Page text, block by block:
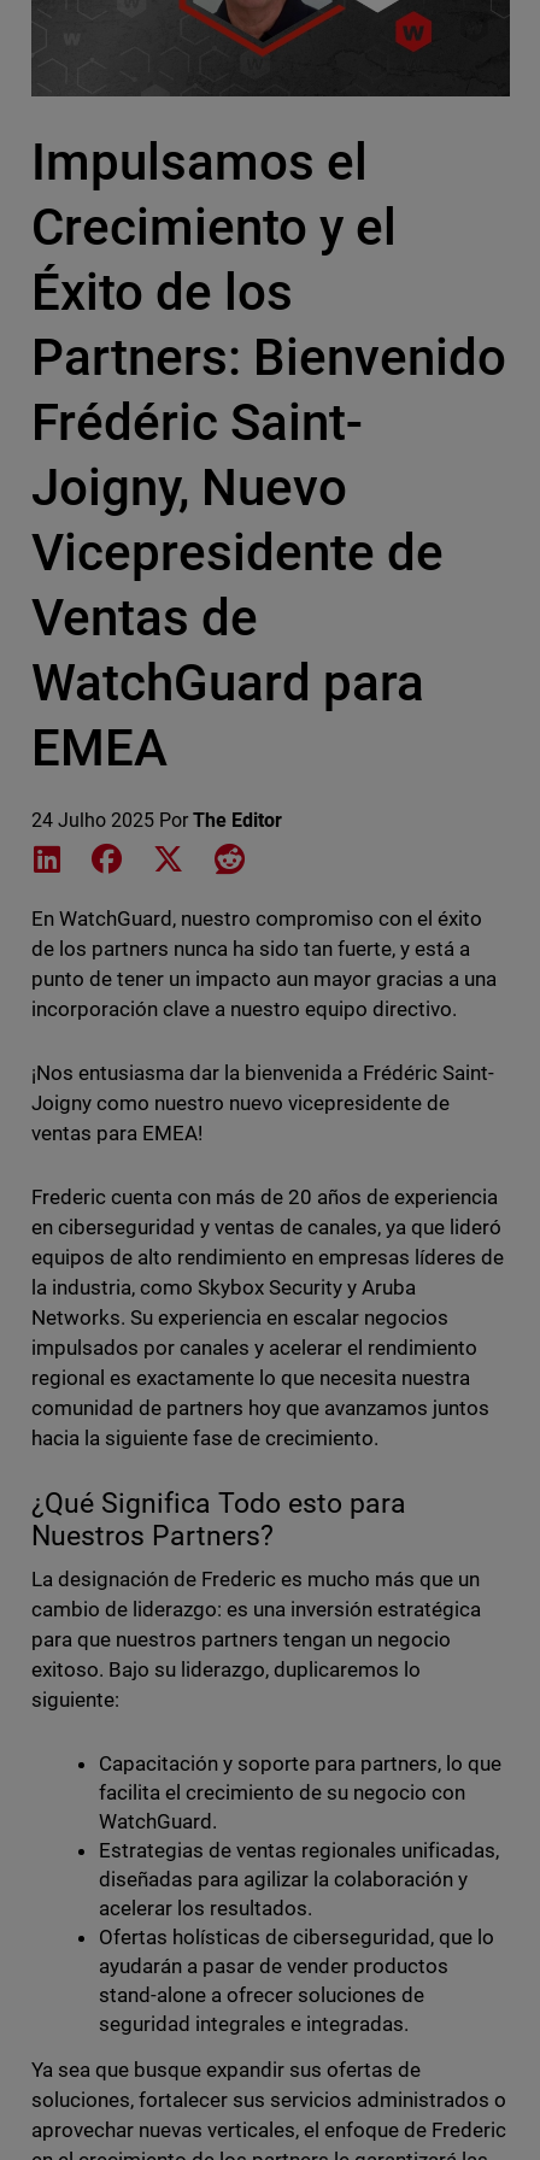
Impulsamos el
Crecimiento y el
Éxito de los
Partners: Bienvenido
Frédéric Saint-
Joigny, Nuevo
Vicepresidente de
Ventas de
WatchGuard para
EMEA
24 Julho 2025 Por The Editor
Share on LinkedIn
Share on Facebook
Share on XShare on Reddit
En WatchGuard, nuestro compromiso con el éxito
de los partners nunca ha sido tan fuerte, y está a
punto de tener un impacto aun mayor gracias a una
incorporación clave a nuestro equipo directivo.
¡Nos entusiasma dar la bienvenida a Frédéric Saint-
Joigny como nuestro nuevo vicepresidente de
ventas para EMEA!
Frederic cuenta con más de 20 años de experiencia
en ciberseguridad y ventas de canales, ya que lideró
equipos de alto rendimiento en empresas líderes de
la industria, como Skybox Security y Aruba
Networks. Su experiencia en escalar negocios
impulsados por canales y acelerar el rendimiento
regional es exactamente lo que necesita nuestra
comunidad de partners hoy que avanzamos juntos
hacia la siguiente fase de crecimiento.
¿Qué Significa Todo esto para
Nuestros Partners?
La designación de Frederic es mucho más que un
cambio de liderazgo: es una inversión estratégica
para que nuestros partners tengan un negocio
exitoso. Bajo su liderazgo, duplicaremos lo
siguiente:
Capacitación y soporte para partners, lo que
facilita el crecimiento de su negocio con
WatchGuard.
Estrategias de ventas regionales unificadas,
diseñadas para agilizar la colaboración y
acelerar los resultados.
Ofertas holísticas de ciberseguridad, que lo
ayudarán a pasar de vender productos
stand-alone a ofrecer soluciones de
seguridad integrales e integradas.
Ya sea que busque expandir sus ofertas de
soluciones, fortalecer sus servicios administrados o
aprovechar nuevas verticales, el enfoque de Frederic